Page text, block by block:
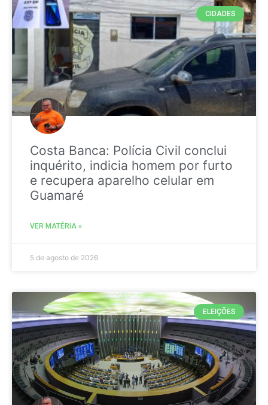
CIDADES
Costa Banca: Polícia Civil conclui
inquérito, indicia homem por furto
e recupera aparelho celular em
Guamaré
VER MATÉRIA »
5 de agosto de 2026
ELEIÇÕES